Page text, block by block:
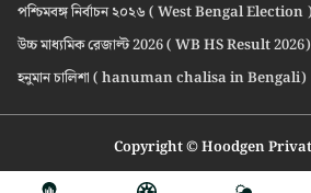
পশ্চিমবঙ্গ নির্বাচন ২০২৬ ( West Bengal Election )
উচ্চ মাধ্যমিক রেজাল্ট 2026 ( WB HS Result 2026)
হনুমান চালিশা ( hanuman chalisa in Bengali)
Copyright © Hoodgen